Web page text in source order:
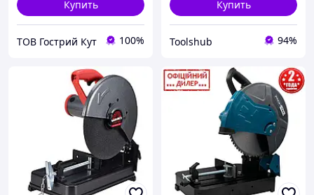
Купить
ТОВ Гострий Кут 100%
Купить
Toolshub 94%